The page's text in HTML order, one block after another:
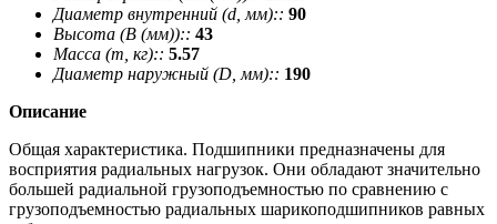
Диаметр внутренний (d, мм):: 90
Высота (В (мм)):: 43
Масса (m, кг):: 5.57
Диаметр наружный (D, мм):: 190
Описание
Общая характеристика. Подшипники предназначены для
восприятия радиальных нагрузок. Они обладают значительно
большей радиальной грузоподъемностью по сравнению с
грузоподъемностью радиальных шарикоподшипников равных